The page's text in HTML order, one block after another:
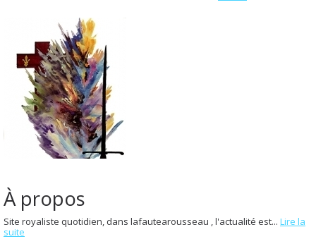
À propos
Site royaliste quotidien, dans lafautearousseau , l'actualité est... Lire la
suite